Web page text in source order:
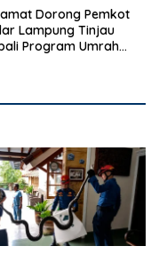
Dorong Pemkot
Lampung Tinjau
Program Umrah